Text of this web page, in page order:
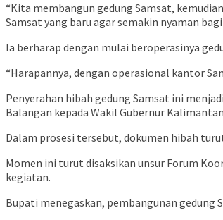
“Kita membangun gedung Samsat,
Samsat yang baru agar semakin nyaman
Ia berharap dengan mulai beroperasinya
“Harapannya, dengan operasional kantor
Penyerahan hibah gedung Samsat ini
Balangan kepada Wakil Gubernur
Dalam prosesi tersebut, dokumen hibah
Momen ini turut disaksikan unsur Forum
kegiatan.
Bupati menegaskan, pembangunan